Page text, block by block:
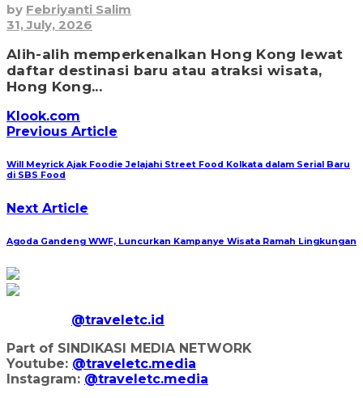
by Febriyanti Salim
31, July, 2026
Alih-alih memperkenalkan Hong Kong lewat
daftar destinasi baru atau atraksi wisata,
Hong Kong...
Klook.com
Previous Article
Will Meyrick Ajak Foodie Jelajahi Street Food Kolkata dalam Serial Baru
di SBS Food
Next Article
Agoda Gandeng WWF, Luncurkan Kampanye Wisata Ramah Lingkungan
@traveletc.id
Part of SINDIKASI MEDIA NETWORK
Youtube: @traveletc.media
Instagram: @traveletc.media